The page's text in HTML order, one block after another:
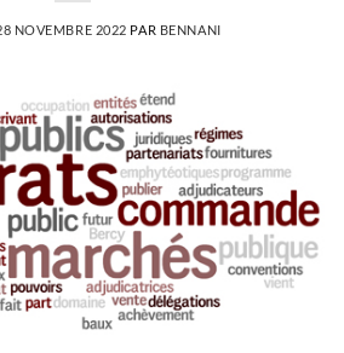
NOVEMBRE 2022 PAR BENNANI